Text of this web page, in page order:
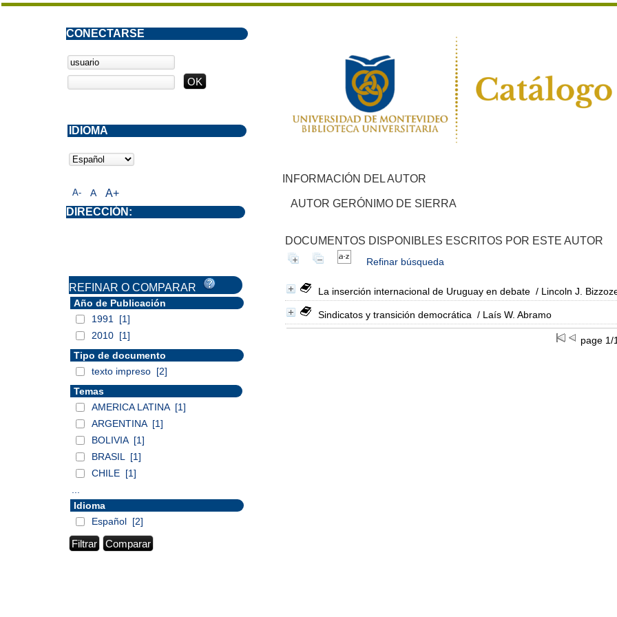
INFORMACIÓN DEL AUTOR
AUTOR GERÓNIMO DE SIERRA
DOCUMENTOS DISPONIBLES ESCRITOS POR ESTE AUTOR
Refinar búsqueda
La inserción internacional de Uruguay en debate / Lincoln J.
Sindicatos y transición democrática / Laís W. Abramo
page
A- A A+
CONECTARSE
DIRECCIÓN:
IDIOMA
REFINAR O COMPARAR
Año de Publicación
1991
[1]
2010 [1]
Tipo de documento
texto impreso [2]
Temas
AMERICA LATINA [1]
ARGENTINA [1]
BOLIVIA [1]
BRASIL
[1]
CHILE [1]
Idioma
Español [2]